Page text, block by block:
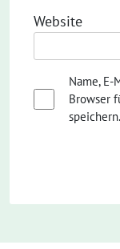
Website
Name,
Browser
speichern.